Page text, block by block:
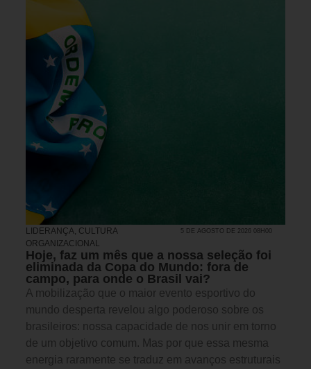
LIDERANÇA, CULTURA
ORGANIZACIONAL
5 DE AGOSTO DE 2026 08H00
Hoje, faz um mês que a nossa seleção foi
eliminada da Copa do Mundo: fora de
campo, para onde o Brasil vai?
A mobilização que o maior evento esportivo do
mundo desperta revelou algo poderoso sobre os
brasileiros: nossa capacidade de nos unir em torno
de um objetivo comum. Mas por que essa mesma
energia raramente se traduz em avanços estruturais